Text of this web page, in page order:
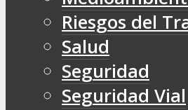
Riesgos del
Salud
Seguridad
Seguridad Vial